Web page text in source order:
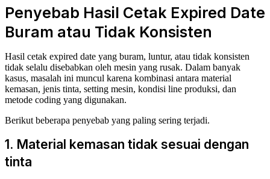
Penyebab Hasil Cetak Expired Date
Buram atau Tidak Konsisten
Hasil cetak expired date yang buram, luntur, atau tidak konsisten
tidak selalu disebabkan oleh mesin yang rusak. Dalam banyak
kasus, masalah ini muncul karena kombinasi antara material
kemasan, jenis tinta, setting mesin, kondisi line produksi, dan
metode coding yang digunakan.
Berikut beberapa penyebab yang paling sering terjadi.
1. Material kemasan tidak sesuai dengan
tinta